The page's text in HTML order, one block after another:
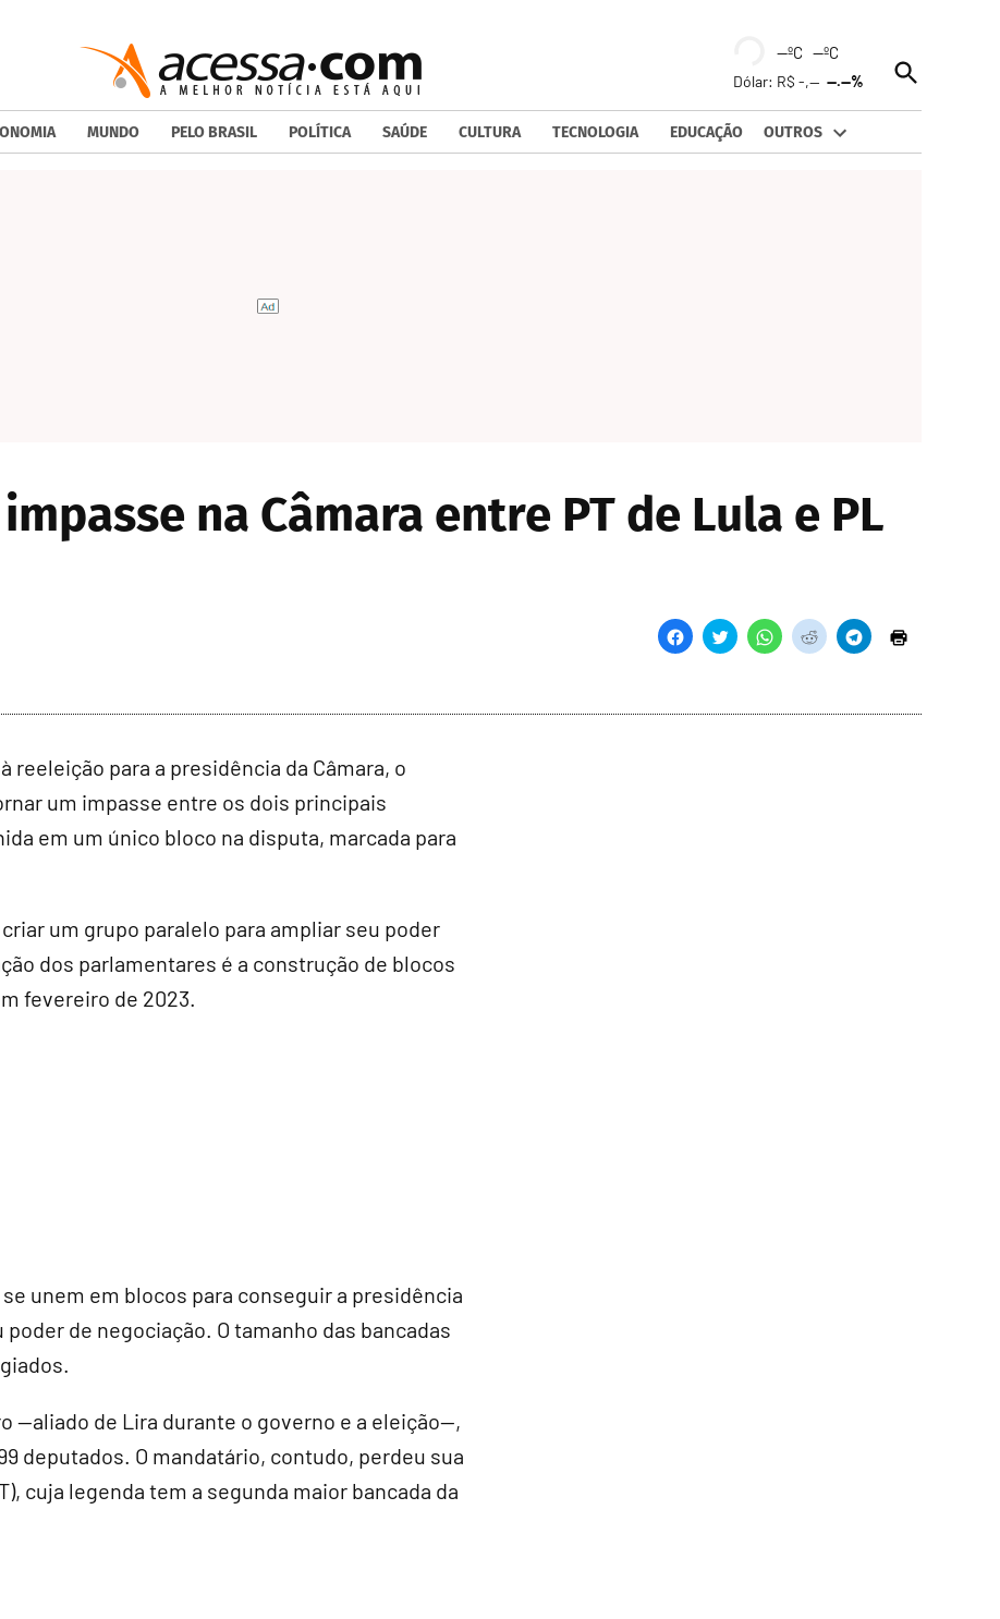
--ºC --ºC
Dólar: R$ -,----.--%
Open
Search
MUNDO PELO BRASIL POLÍTICA SAÚDE CULTURA TECNOLOGIA EDUCAÇÃO OUTROS
na Câmara entre PT de Lula e PL
reeleição para a presidência da Câmara, o
um impasse entre os dois principais
em um único bloco na disputa, marcada para
um grupo paralelo para ampliar seu poder
dos parlamentares é a construção de blocos
fevereiro de 2023.
unem em blocos para conseguir a presidência
de negociação. O tamanho das bancadas
--aliado de Lira durante o governo e a eleição--,
deputados. O mandatário, contudo, perdeu sua
cuja legenda tem a segunda maior bancada da